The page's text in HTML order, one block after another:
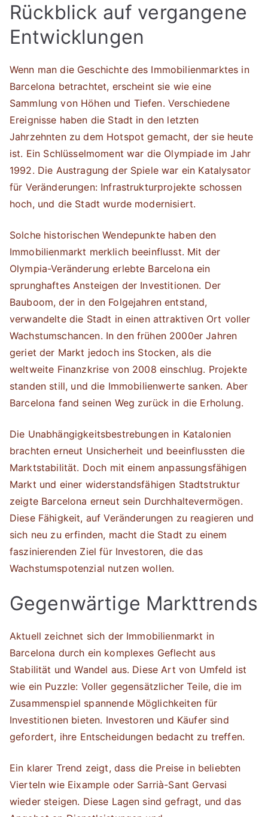
Rückblick auf vergangene
Entwicklungen
Wenn man die Geschichte des Immobilienmarktes in
Barcelona betrachtet, erscheint sie wie eine
Sammlung von Höhen und Tiefen. Verschiedene
Ereignisse haben die Stadt in den letzten
Jahrzehnten zu dem Hotspot gemacht, der sie heute
ist. Ein Schlüsselmoment war die Olympiade im Jahr
1992. Die Austragung der Spiele war ein Katalysator
für Veränderungen: Infrastrukturprojekte schossen
hoch, und die Stadt wurde modernisiert.
Solche historischen Wendepunkte haben den
Immobilienmarkt merklich beeinflusst. Mit der
Olympia-Veränderung erlebte Barcelona ein
sprunghaftes Ansteigen der Investitionen. Der
Bauboom, der in den Folgejahren entstand,
verwandelte die Stadt in einen attraktiven Ort voller
Wachstumschancen. In den frühen 2000er Jahren
geriet der Markt jedoch ins Stocken, als die
weltweite Finanzkrise von 2008 einschlug. Projekte
standen still, und die Immobilienwerte sanken. Aber
Barcelona fand seinen Weg zurück in die Erholung.
Die Unabhängigkeitsbestrebungen in Katalonien
brachten erneut Unsicherheit und beeinflussten die
Marktstabilität. Doch mit einem anpassungsfähigen
Markt und einer widerstandsfähigen Stadtstruktur
zeigte Barcelona erneut sein Durchhaltevermögen.
Diese Fähigkeit, auf Veränderungen zu reagieren und
sich neu zu erfinden, macht die Stadt zu einem
faszinierenden Ziel für Investoren, die das
Wachstumspotenzial nutzen wollen.
Gegenwärtige Markttrends
Aktuell zeichnet sich der Immobilienmarkt in
Barcelona durch ein komplexes Geflecht aus
Stabilität und Wandel aus. Diese Art von Umfeld ist
wie ein Puzzle: Voller gegensätzlicher Teile, die im
Zusammenspiel spannende Möglichkeiten für
Investitionen bieten. Investoren und Käufer sind
gefordert, ihre Entscheidungen bedacht zu treffen.
Ein klarer Trend zeigt, dass die Preise in beliebten
Vierteln wie Eixample oder Sarrià-Sant Gervasi
wieder steigen. Diese Lagen sind gefragt, und das